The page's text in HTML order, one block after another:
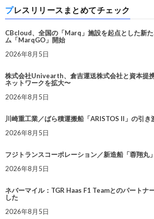
プレスリリースまとめてチェック
CBcloud、全国の「Marq」施設を起点とした新
ム「MarqGO」開始
2026年8月5日
株式会社Univearth、倉吉運送株式会社と資本提
ネットワークを拡大〜
2026年8月5日
川崎重工業／ばら積運搬船「ARISTOS II」の引き
2026年8月5日
フジトランスコーポレーション／新造船「蓉翔丸
2026年8月5日
ネバーマイル：TGR Haas F1 Teamとのパートナ
した
2026年8月5日